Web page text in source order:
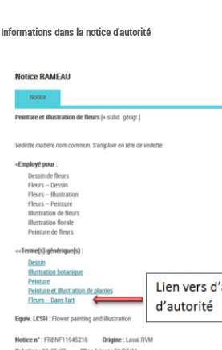
Informations dans la notice d'autorité